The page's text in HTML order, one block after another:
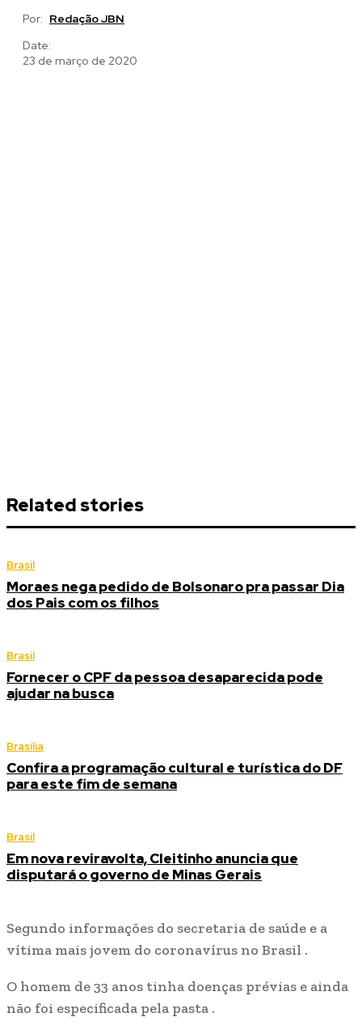
Por: Redação JBN
Date:
23 de março de 2020
Related stories
Brasil
Moraes nega pedido de Bolsonaro pra passar Dia
dos Pais com os filhos
Brasil
Fornecer o CPF da pessoa desaparecida pode
ajudar na busca
Brasília
Confira a programação cultural e turística do DF
para este fim de semana
Brasil
Em nova reviravolta, Cleitinho anuncia que
disputará o governo de Minas Gerais
Segundo informações do secretaria de saúde e a
vítima mais jovem do coronavírus no Brasil .
O homem de 33 anos tinha doenças prévias e ainda
não foi especificada pela pasta .